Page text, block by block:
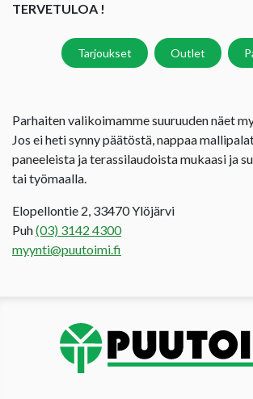
TERVETULOA !
Tarjoukset Outlet
Parhaiten valikoimamme suuruuden näet
Jos ei heti synny päätöstä, nappaa
paneeleista ja terassilaudoista mukaasi ja
tai työmaalla.
Elopellontie 2, 33470 Ylöjärvi
Puh(03) 3142 4300
myynti@puutoimi.fi